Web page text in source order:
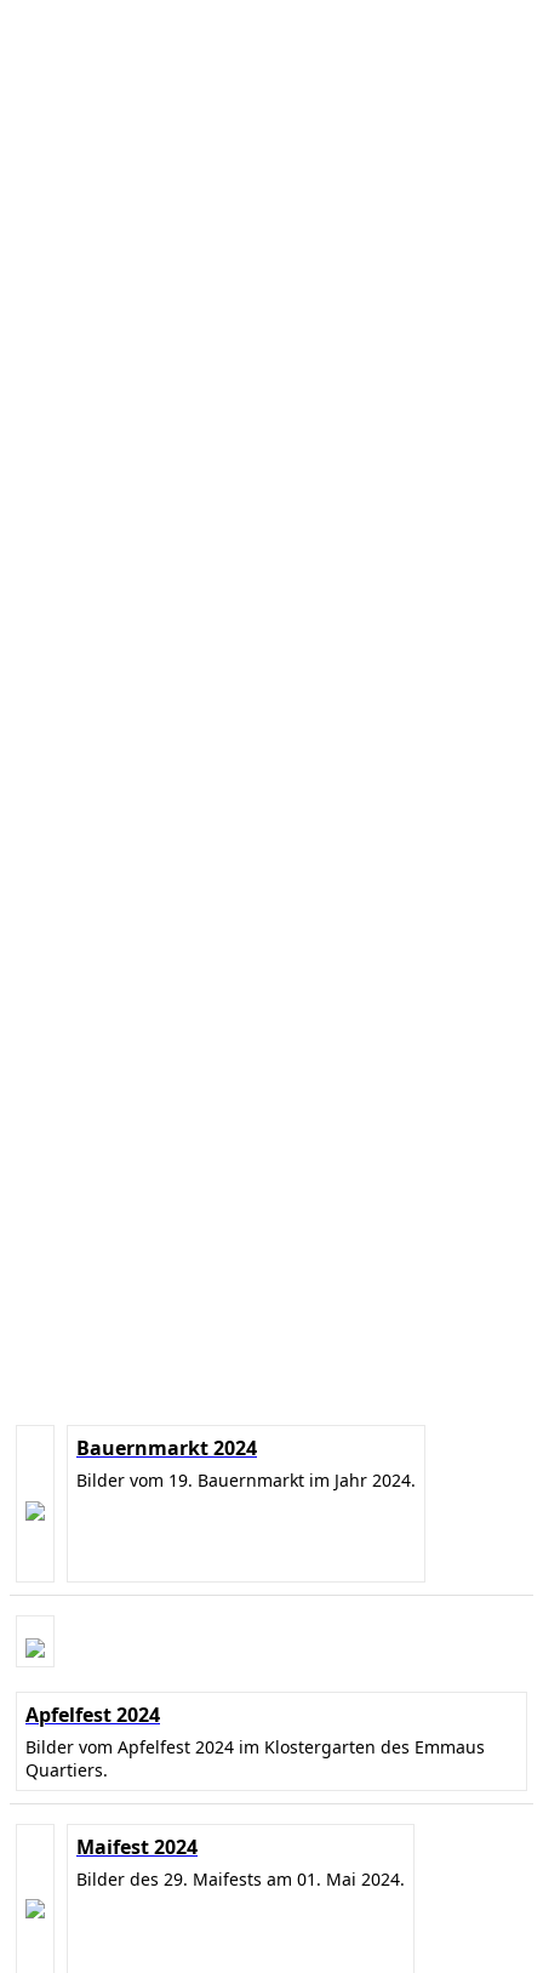
Bauernmarkt 2024
Bilder vom 19. Bauernmarkt im Jahr 2024.
Apfelfest 2024
Bilder vom Apfelfest 2024 im Klostergarten des Emmaus
Quartiers.
Maifest 2024
Bilder des 29. Maifests am 01. Mai 2024.